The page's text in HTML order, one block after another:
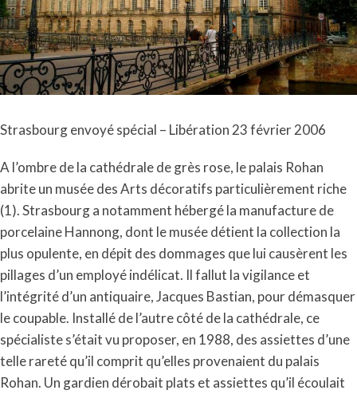
Strasbourg envoyé spécial – Libération 23 février 2006
A l’ombre de la cathédrale de grès rose, le palais Rohan
abrite un musée des Arts décoratifs particulièrement riche
(1). Strasbourg a notamment hébergé la manufacture de
porcelaine Hannong, dont le musée détient la collection la
plus opulente, en dépit des dommages que lui causèrent les
pillages d’un employé indélicat. Il fallut la vigilance et
l’intégrité d’un antiquaire, Jacques Bastian, pour démasquer
le coupable. Installé de l’autre côté de la cathédrale, ce
spécialiste s’était vu proposer, en 1988, des assiettes d’une
telle rareté qu’il comprit qu’elles provenaient du palais
Rohan. Un gardien dérobait plats et assiettes qu’il écoulait